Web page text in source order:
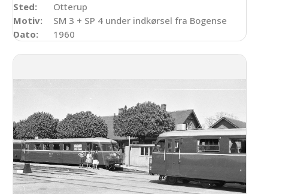
til Odense, kort efter Otterup
Sted:
Otterup
Motiv:
SM 3 + SP 4 under indkørsel fra Bogense
Dato:
1960